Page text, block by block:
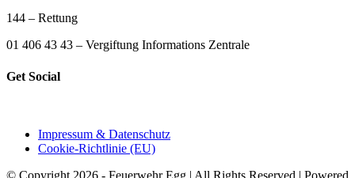
144 – Rettung
01 406 43 43 – Vergiftung Informations Zentrale
Get Social
Impressum & Datenschutz
Cookie-Richtlinie (EU)
© Copyright 2026 - Feuerwehr Egg | All Rights Reserved | Powered